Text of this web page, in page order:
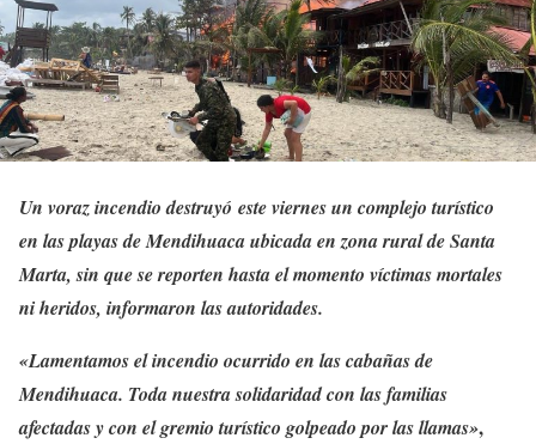
Un voraz incendio destruyó este viernes un complejo turístico
en las playas de Mendihuaca ubicada en zona rural de Santa
Marta, sin que se reporten hasta el momento víctimas mortales
ni heridos, informaron las autoridades.
«Lamentamos el incendio ocurrido en las cabañas de
Mendihuaca. Toda nuestra solidaridad con las familias
afectadas y con el gremio turístico golpeado por las llamas»,